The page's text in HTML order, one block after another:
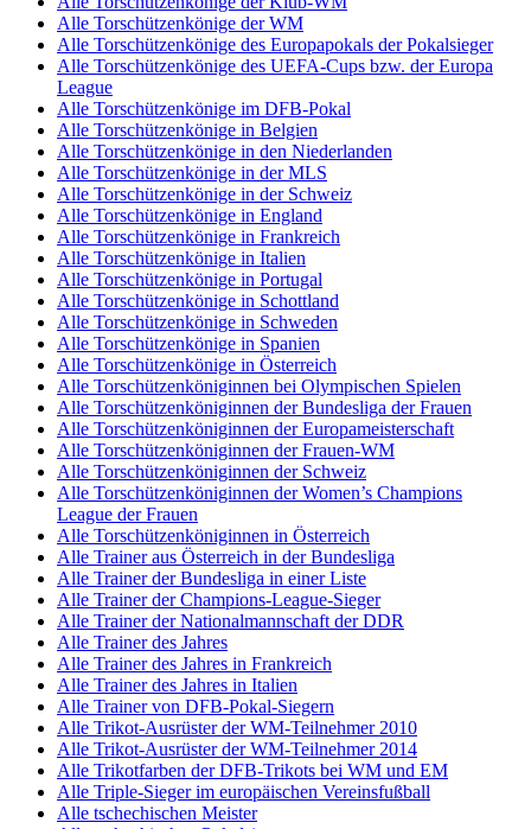
Alle Torschützenkönige der WM
Alle Torschützenkönige des Europapokals der Pokalsieger
Alle Torschützenkönige des UEFA-Cups bzw. der Europa
League
Alle Torschützenkönige im DFB-Pokal
Alle Torschützenkönige in Belgien
Alle Torschützenkönige in den Niederlanden
Alle Torschützenkönige in der MLS
Alle Torschützenkönige in der Schweiz
Alle Torschützenkönige in England
Alle Torschützenkönige in Frankreich
Alle Torschützenkönige in Italien
Alle Torschützenkönige in Portugal
Alle Torschützenkönige in Schottland
Alle Torschützenkönige in Schweden
Alle Torschützenkönige in Spanien
Alle Torschützenkönige in Österreich
Alle Torschützenköniginnen bei Olympischen Spielen
Alle Torschützenköniginnen der Bundesliga der Frauen
Alle Torschützenköniginnen der Europameisterschaft
Alle Torschützenköniginnen der Frauen-WM
Alle Torschützenköniginnen der Schweiz
Alle Torschützenköniginnen der Women’s Champions
League der Frauen
Alle Torschützenköniginnen in Österreich
Alle Trainer aus Österreich in der Bundesliga
Alle Trainer der Bundesliga in einer Liste
Alle Trainer der Champions-League-Sieger
Alle Trainer der Nationalmannschaft der DDR
Alle Trainer des Jahres
Alle Trainer des Jahres in Frankreich
Alle Trainer des Jahres in Italien
Alle Trainer von DFB-Pokal-Siegern
Alle Trikot-Ausrüster der WM-Teilnehmer 2010
Alle Trikot-Ausrüster der WM-Teilnehmer 2014
Alle Trikotfarben der DFB-Trikots bei WM und EM
Alle Triple-Sieger im europäischen Vereinsfußball
Alle tschechischen Meister